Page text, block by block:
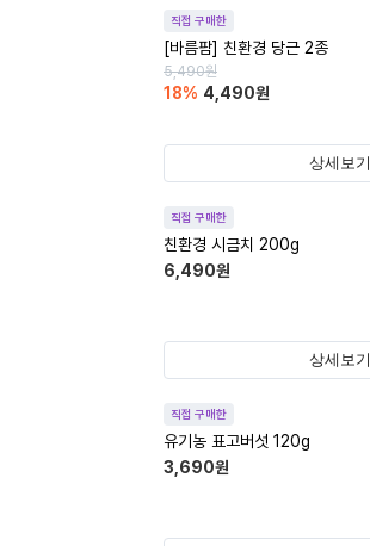
직접 구매한
[바름팜] 친환경 당근 2종
5,490원
18% 4,490원
상세보기
직접 구매한
친환경 시금치 200g
6,490원
상세보기
직접 구매한
유기농 표고버섯 120g
3,690원